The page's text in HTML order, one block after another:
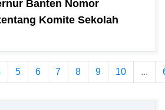
Banten Nomor
Komite Sekolah
5 6 7 8 9 10 ...